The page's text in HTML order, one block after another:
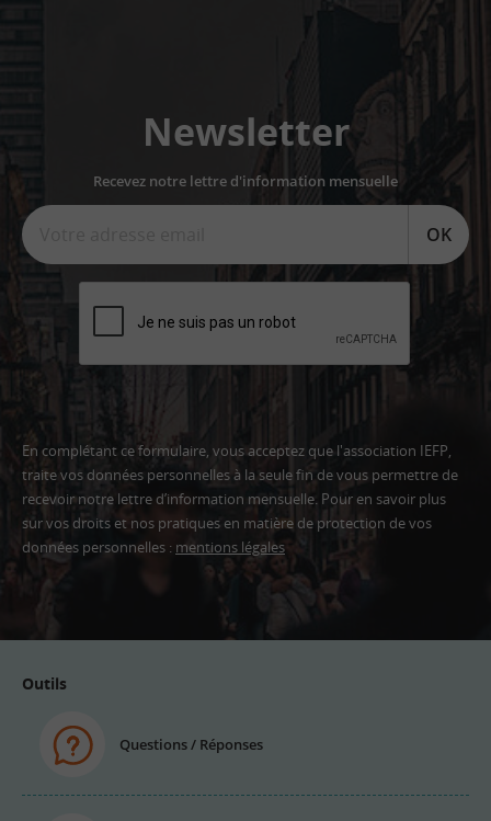
Newsletter
Recevez notre lettre d'information mensuelle
OK
En complétant ce formulaire, vous acceptez que l'association IEFP,
traite vos données personnelles à la seule fin de vous permettre de
recevoir notre lettre d’information mensuelle. Pour en savoir plus
sur vos droits et nos pratiques en matière de protection de vos
données personnelles : mentions légales
Outils
Questions / Réponses